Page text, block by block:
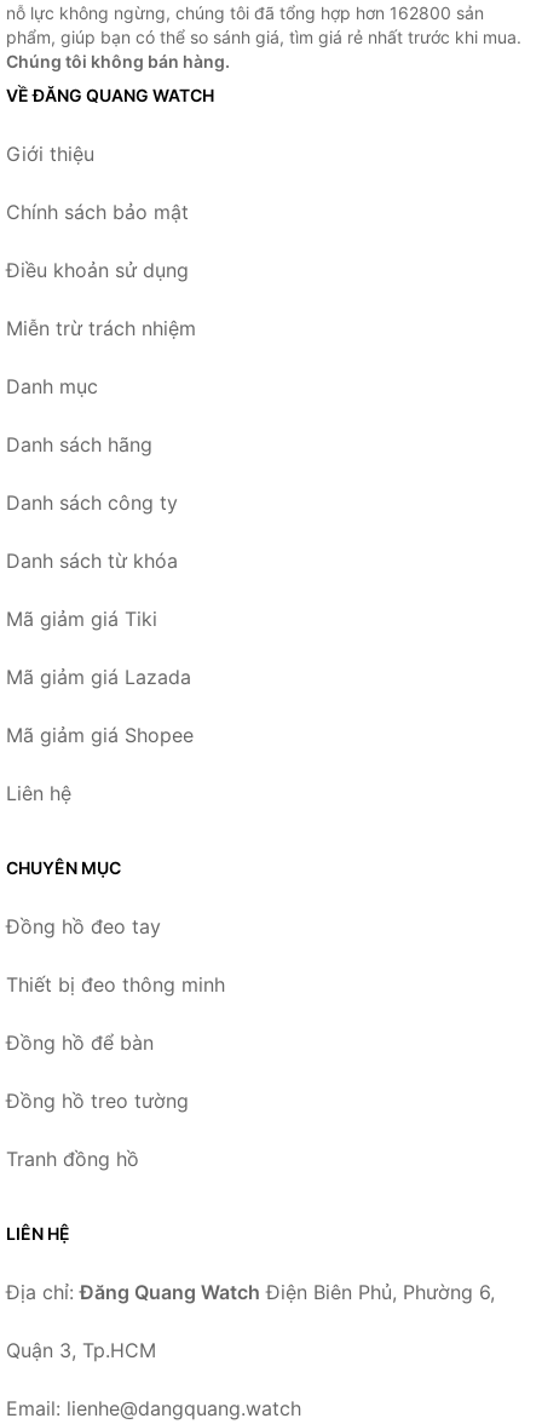
nỗ lực không ngừng, chúng tôi đã tổng hợp hơn 162800 sản
phẩm, giúp bạn có thể so sánh giá, tìm giá rẻ nhất trước khi mua.
Chúng tôi không bán hàng.
VỀ ĐĂNG QUANG WATCH
Giới thiệu
Chính sách bảo mật
Điều khoản sử dụng
Miễn trừ trách nhiệm
Danh mục
Danh sách hãng
Danh sách công ty
Danh sách từ khóa
Mã giảm giá Tiki
Mã giảm giá Lazada
Mã giảm giá Shopee
Liên hệ
CHUYÊN MỤC
Đồng hồ đeo tay
Thiết bị đeo thông minh
Đồng hồ để bàn
Đồng hồ treo tường
Tranh đồng hồ
LIÊN HỆ
Địa chỉ:Đăng Quang Watch Điện Biên Phủ, Phường 6,
Quận 3, Tp.HCM
Email: lienhe@dangquang.watch